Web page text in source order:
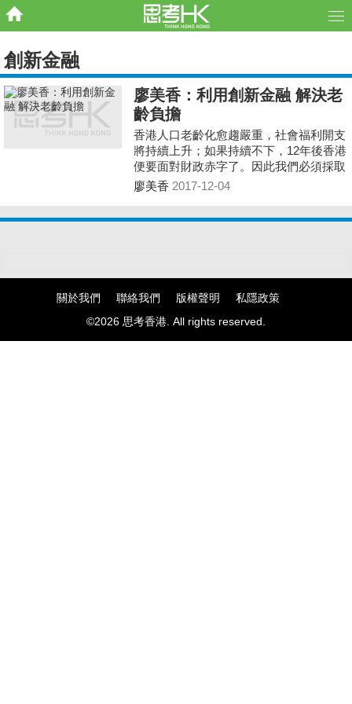
創新金融
廖美香：利用創新金融 解決老
齡負擔
香港人口老齡化愈趨嚴重，社會福利開支
將持續上升；如果持續不下，12年後香港
便要面對財政赤字了。因此我們必須採取
有效機制，既令長者服務得以改善，又可
廖美香 2017-12-04
關於我們 聯絡我們 版權聲明
私隱政策
©2026 思考香港. All rights reserved.